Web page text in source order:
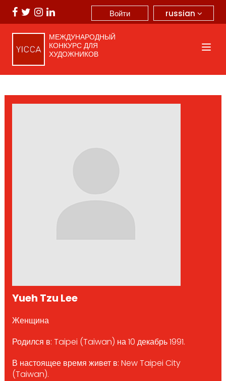
russian
Войти
МЕЖДУНАРОДНЫЙ
КОНКУРС ДЛЯ
ХУДОЖНИКОВ
Yueh Tzu Lee
Женщина
Родился в: Taipei (Taiwan) на 10 декабрь 1991.
В настоящее время живет в: New Taipei City
(Taiwan).